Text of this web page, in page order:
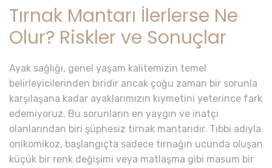
Tırnak Mantarı İlerlerse Ne
Olur? Riskler ve Sonuçlar
Ayak sağlığı, genel yaşam kalitemizin temel
belirleyicilerinden biridir ancak çoğu zaman bir sorunla
karşılaşana kadar ayaklarımızın kıymetini yeterince fark
edemiyoruz. Bu sorunların en yaygın ve inatçı
olanlarından biri şüphesiz tırnak mantarıdır. Tıbbi adıyla
onikomikoz, başlangıçta sadece tırnağın ucunda oluşan
küçük bir renk değişimi veya matlaşma gibi masum bir